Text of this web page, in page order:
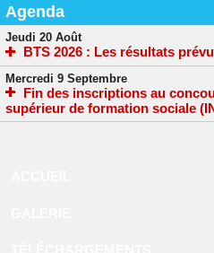
Agenda
Jeudi 20 Août
BTS 2026 : Les résultats
Mercredi 9 Septembre
Fin des inscriptions au
supérieur de formation sociale